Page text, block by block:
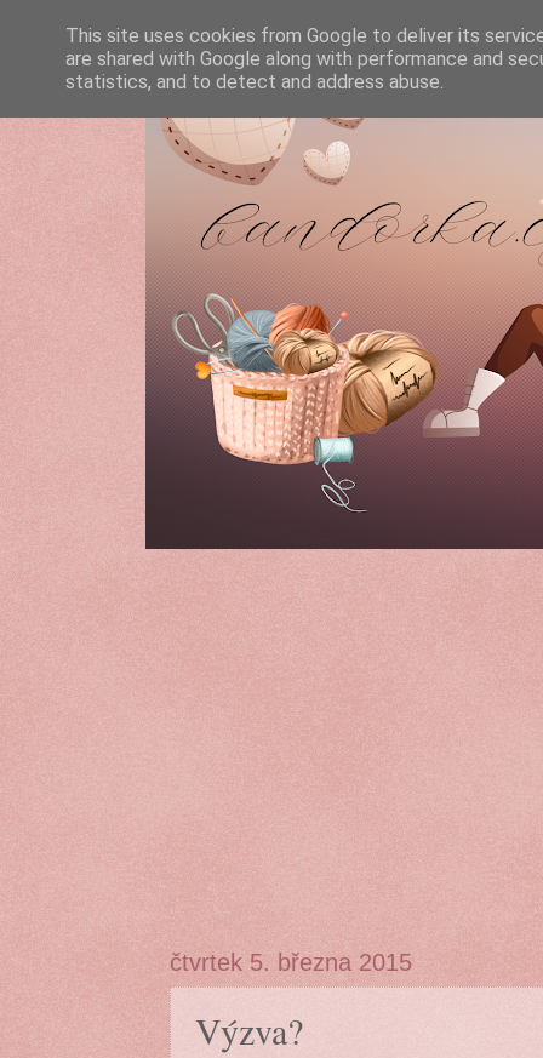
čtvrtek 5. března 2015
Výzva?
This site uses cookies from Google to deliver its
are shared with Google along with performance and
statistics, and to detect and address abuse.